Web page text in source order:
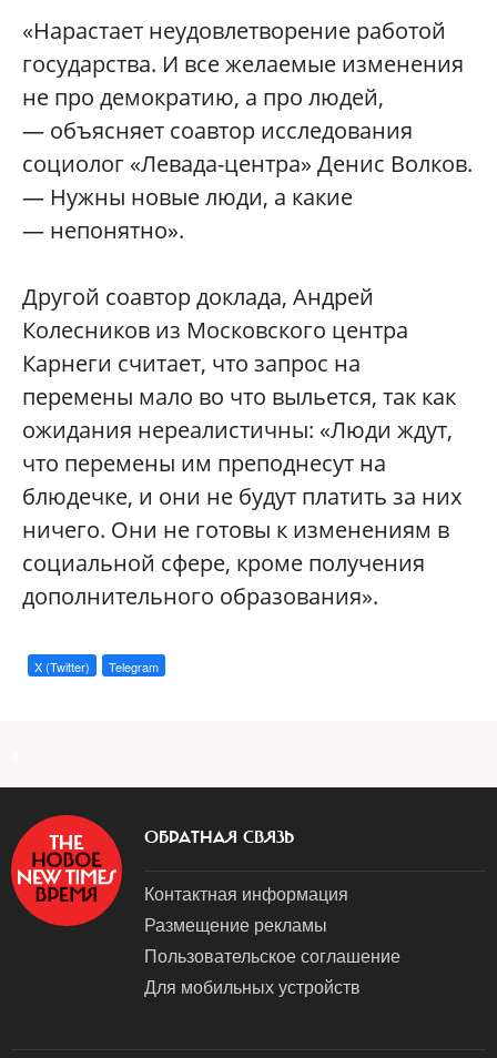
«Нарастает неудовлетворение работой
государства. И все желаемые изменения
не про демократию, а про людей,
— объясняет соавтор исследования
социолог «Левада-центра» Денис Волков.
— Нужны новые люди, а какие
— непонятно».
Другой соавтор доклада, Андрей
Колесников из Московского центра
Карнеги считает, что запрос на
перемены мало во что выльется, так как
ожидания нереалистичны: «Люди ждут,
что перемены им преподнесут на
блюдечке, и они не будут платить за них
ничего. Они не готовы к изменениям в
социальной сфере, кроме получения
дополнительного образования».
X (Twitter) Telegram
ОБРАТНАЯ СВЯЗЬ
Контактная информация
Размещение рекламы
Пользовательское соглашение
Для мобильных устройств